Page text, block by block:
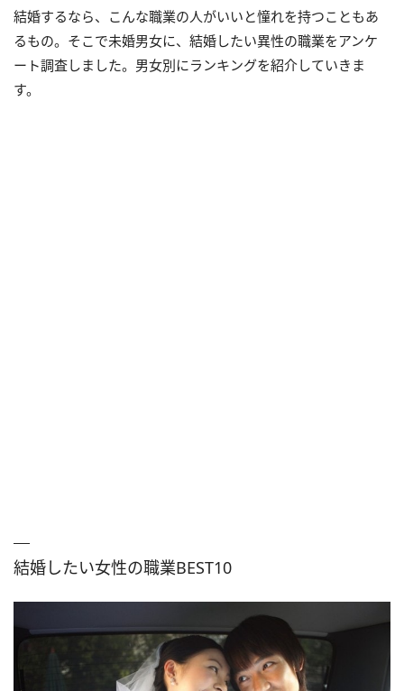
結婚するなら、こんな職業の人がいいと憧れを持つこともあ
るもの。そこで未婚男女に、結婚したい異性の職業をアンケ
ート調査しました。男女別にランキングを紹介していきま
す。
結婚したい女性の職業BEST10